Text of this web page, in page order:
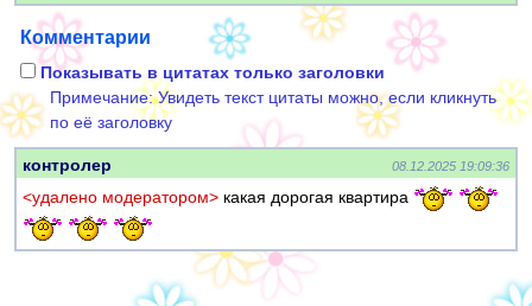
Комментарии
Показывать в цитатах только заголовки
Примечание: Увидеть текст цитаты можно, если кликнуть
по её заголовку
контролер 08.12.2025 19:09:36
<удалено модератором> какая дорогая квартира